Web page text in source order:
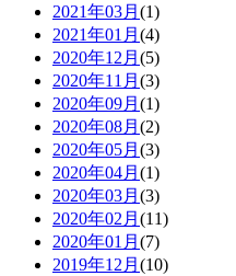
2021年03月 (1)
2021年01月 (4)
2020年12月 (5)
2020年11月 (3)
2020年09月 (1)
2020年08月 (2)
2020年05月 (3)
2020年04月 (1)
2020年03月 (3)
2020年02月 (11)
2020年01月 (7)
2019年12月 (10)